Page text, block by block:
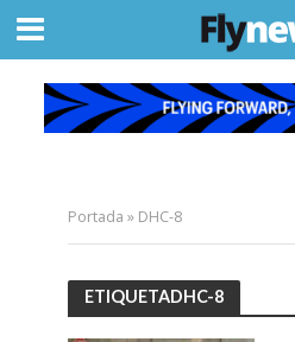
Portada » DHC-8
ETIQUETADHC-8